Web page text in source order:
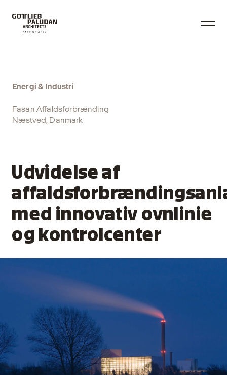
Udvidelse af
med innovativ ovnlinie
og kontrolcenter
Energi & Industri
Fasan Affaldsforbrænding
Næstved, Danmark